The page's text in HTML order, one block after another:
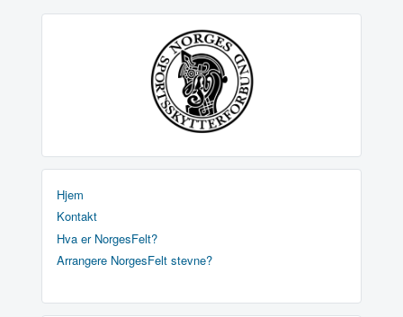
Hjem
Kontakt
Hva er NorgesFelt?
Arrangere NorgesFelt stevne?